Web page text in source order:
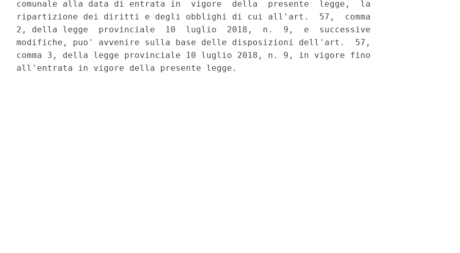
comunale alla data di entrata in  vigore  della  presente  legge,  la
ripartizione dei diritti e degli obblighi di cui all'art.  57,  comma
2, della legge  provinciale  10  luglio  2018,  n.  9,  e  successive
modifiche, puo' avvenire sulla base delle disposizioni dell'art.  57,
comma 3, della legge provinciale 10 luglio 2018, n. 9, in vigore fino